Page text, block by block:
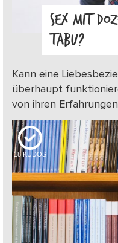
SEX MIT
TABU?
Kann eine
überhaupt
von ihren
18 KUDOS